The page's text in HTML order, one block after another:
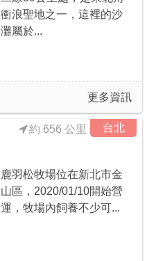
衝浪聖地之一，這裡的沙
灘屬於...
更多資訊
台北
約 656 公里
鹿羽松牧場位在新北市金
山區，2020/01/10開始營
運，牧場內飼養不少可...